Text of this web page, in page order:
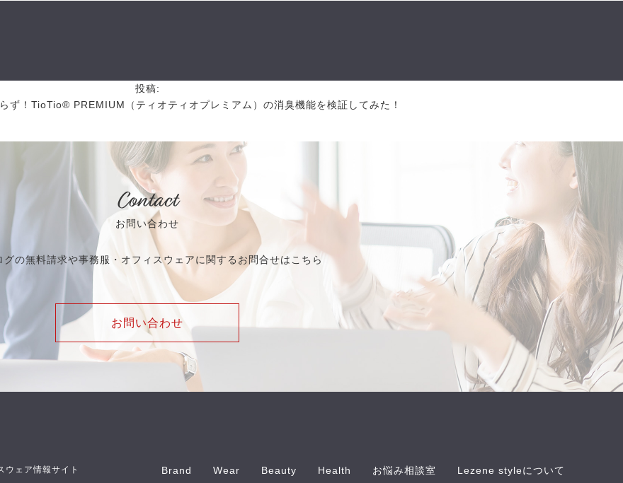
投稿:
ず！TioTio® PREMIUM（ティオティオプレミアム）の消臭機能を検証してみた！
Contact
お問い合わせ
グの無料請求や事務服・オフィスウェアに関するお問合せはこちら
お問い合わせ
ウェア情報サイト Brand Wear Beauty Health お悩み相談室 Lezene styleについて